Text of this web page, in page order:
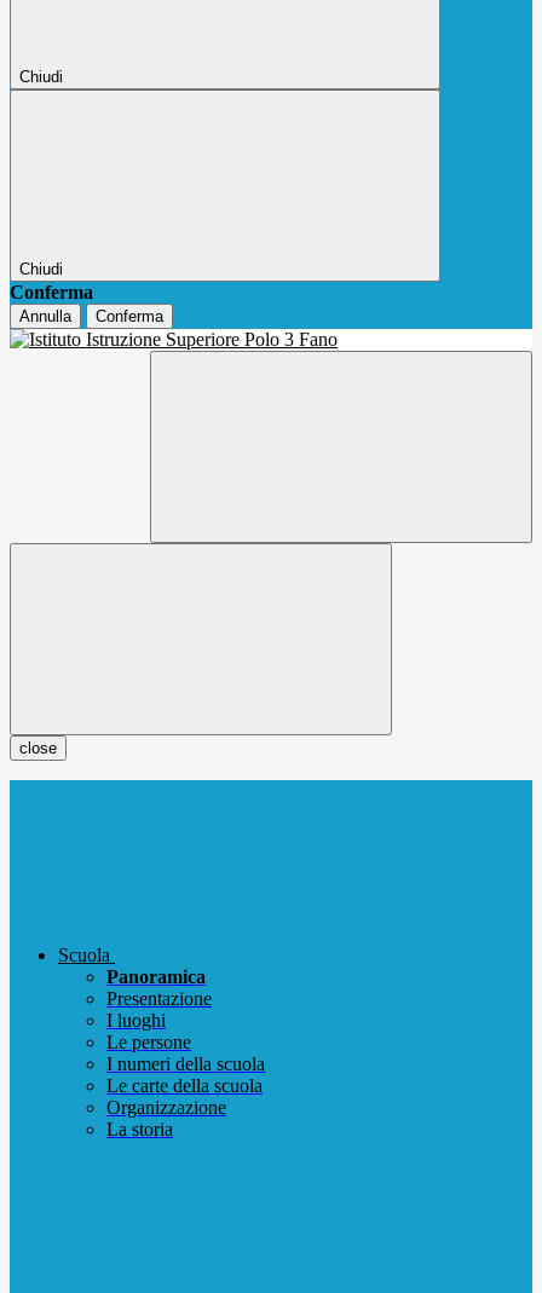
Chiudi
Chiudi
Conferma
Annulla Conferma
close
Scuola
Panoramica
Presentazione
I luoghi
Le persone
I numeri della scuola
Le carte della scuola
Organizzazione
La storia